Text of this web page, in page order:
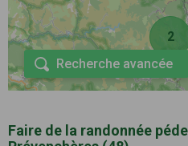
2
Recherche avancée
Faire de la randonnée